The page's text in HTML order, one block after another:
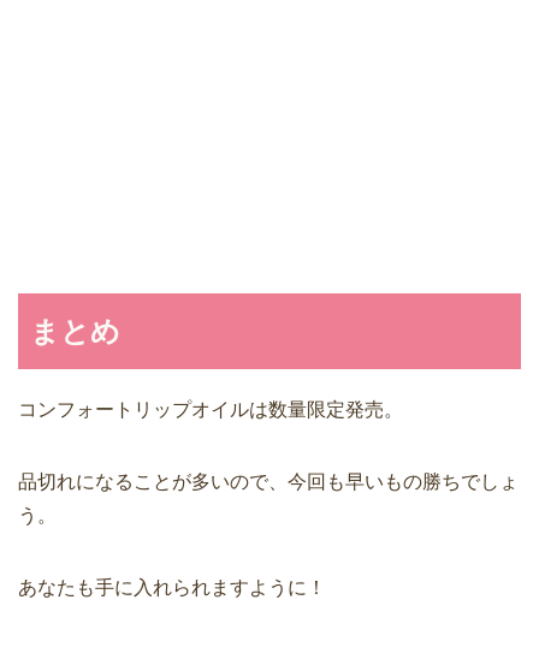
まとめ
コンフォートリップオイルは数量限定発売。
品切れになることが多いので、今回も早いもの勝ちでしょ
う。
あなたも手に入れられますように！